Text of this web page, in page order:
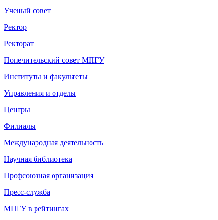
Ученый совет
Ректор
Ректорат
Попечительский совет МПГУ
Институты и факультеты
Управления и отделы
Центры
Филиалы
Международная деятельность
Научная библиотека
Профсоюзная организация
Пресс-служба
МПГУ в рейтингах